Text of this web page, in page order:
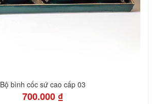
Bộ bình cốc sứ cao cấp 03
700.000 ₫